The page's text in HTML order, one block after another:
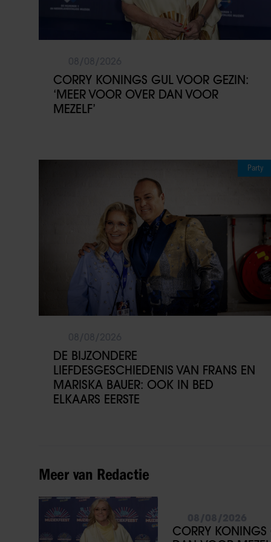
CORRY KONINGS GUL VOOR GEZIN:
‘MEER VOOR OVER DAN VOOR
MEZELF’
Party
DE BIJZONDERE
LIEFDESGESCHIEDENIS VAN FRANS EN
MARISKA BAUER: OOK IN BED
ELKAARS EERSTE
Meer van Redactie
CORRY KONINGS